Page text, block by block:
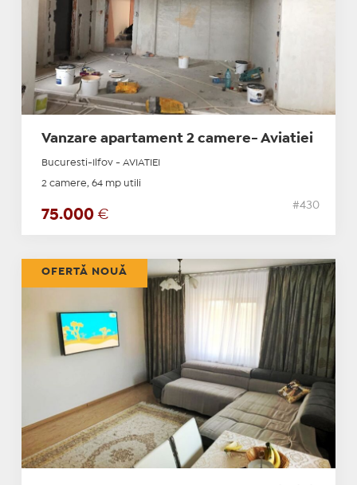
Vanzare apartament 2 camere- Aviatiei
Bucuresti-Ilfov - AVIATIEI
2 camere, 64 mp utili
75.000 €
#430
OFERTĂ NOUĂ